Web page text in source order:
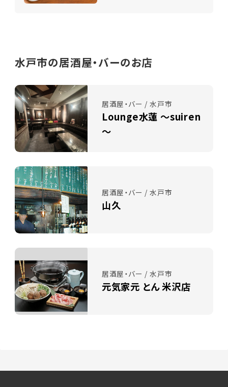
水戸市の居酒屋・バーのお店
居酒屋・バー / 水戸市
Lounge水蓮 ～suiren
～
居酒屋・バー / 水戸市
山久
居酒屋・バー / 水戸市
元気家元 とん 米沢店